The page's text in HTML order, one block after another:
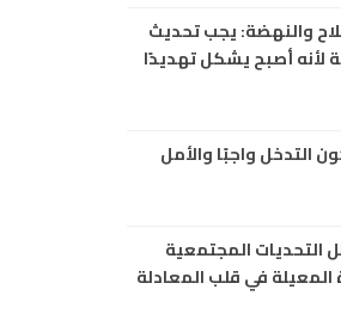
والنهضة: يجب تحديث
لأنه أصبح يشكل تهديدًا
التدخل واجبًا والأمل
التحديات المجتمعية
المعيلة في قلب المعادلة